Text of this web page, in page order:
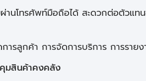
านโทรศัพท์มือถือได้ สะดวกต่อตัวแท
รลูกค้า การจัดการบริการ การรายงา
มสินค้าคงคลัง